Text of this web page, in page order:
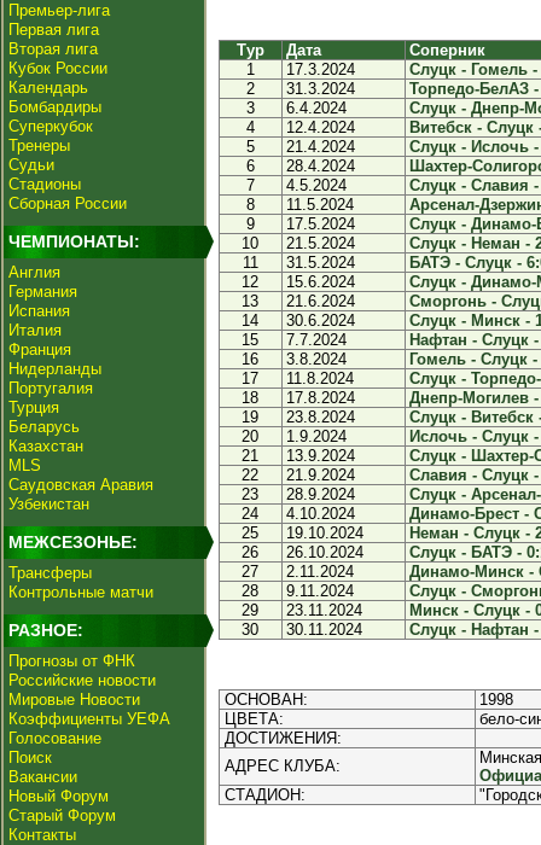
Премьер-лига
Первая лига
Вторая лига
Кубок России
Календарь
Бомбардиры
Суперкубок
Тренеры
Судьи
Стадионы
Сборная России
ЧЕМПИОНАТЫ:
Англия
Германия
Испания
Италия
Франция
Нидерланды
Португалия
Турция
Беларусь
Казахстан
MLS
Саудовская Аравия
Узбекистан
МЕЖСЕЗОНЬЕ:
Трансферы
Контрольные матчи
РАЗНОЕ:
Прогнозы от ФНК
Российские новости
Мировые Новости
Коэффициенты УЕФА
Голосование
Поиск
Вакансии
Новый Форум
Старый Форум
Контакты
Тур Дата
Соперник
1
17.3.2024
Слуцк - Гомель -
2
31.3.2024
Торпедо-БелАЗ
3
6.4.2024
Слуцк - Днепр-
4
12.4.2024
Витебск - Слуцк
5
21.4.2024
Слуцк - Ислочь -
6
28.4.2024
Шахтер-
7
4.5.2024
Слуцк - Славия -
8
11.5.2024
Арсенал-
9
17.5.2024
Слуцк - Динамо-
10
21.5.2024
Слуцк - Неман -
11
31.5.2024
БАТЭ - Слуцк -
12
15.6.2024
Слуцк - Динамо-
13
21.6.2024
Сморгонь -
14
30.6.2024
Слуцк - Минск -
15
7.7.2024
Нафтан - Слуцк -
16
3.8.2024
Гомель - Слуцк -
17
11.8.2024
Слуцк -
18
17.8.2024
Днепр-Могилев
19
23.8.2024
Слуцк - Витебск
20
1.9.2024
Ислочь - Слуцк -
21
13.9.2024
Слуцк - Шахтер-
22
21.9.2024
Славия - Слуцк -
23
28.9.2024
Слуцк -
24
4.10.2024
Динамо-Брест -
25
19.10.2024
Неман - Слуцк -
26
26.10.2024
Слуцк - БАТЭ -
27
2.11.2024
Динамо-Минск -
28
9.11.2024
Слуцк -
29
23.11.2024
Минск - Слуцк -
30
30.11.2024 Слуцк - Нафтан -
ОСНОВАН:
1998
ЦВЕТА:
бело-
ДОСТИЖЕНИЯ:
АДРЕС КЛУБА:
СТАДИОН: